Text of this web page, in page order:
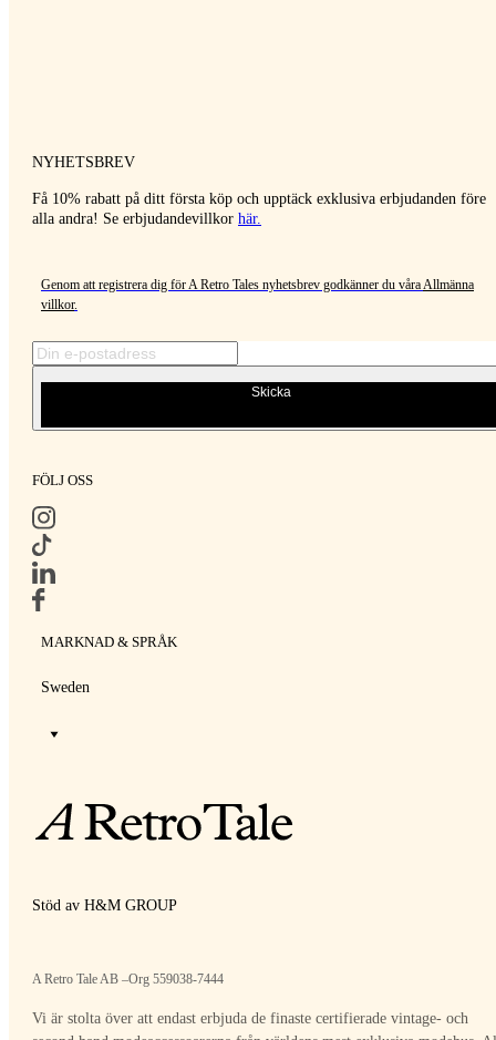
NYHETSBREV
Få 10% rabatt på ditt första köp och upptäck exklusiva erbjudanden före
alla andra! Se erbjudandevillkor här.
Genom att registrera dig för A Retro Tales nyhetsbrev godkänner du våraAllmänna
villkor.
Skicka
FÖLJ OSS
MARKNAD & SPRÅK
Sweden
Stöd av H&M GROUP
A Retro Tale AB –Org 559038-7444
Vi är stolta över att endast erbjuda de finaste certifierade vintage- och